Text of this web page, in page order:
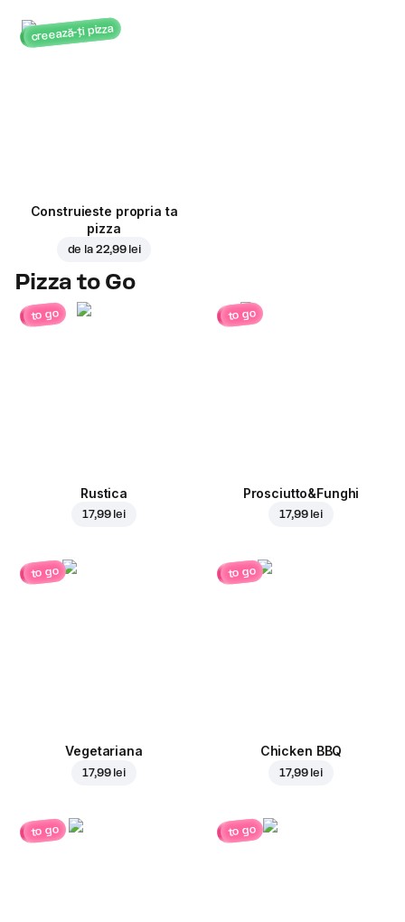
creează-ți pizza
Construieste propria ta
pizza
de la 22,99 lei
Pizza to Go
to go
Rustica
17,99 lei
to go
Prosciutto&Funghi
17,99 lei
to go
Vegetariana
17,99 lei
to go
Chicken BBQ
17,99 lei
to go to go